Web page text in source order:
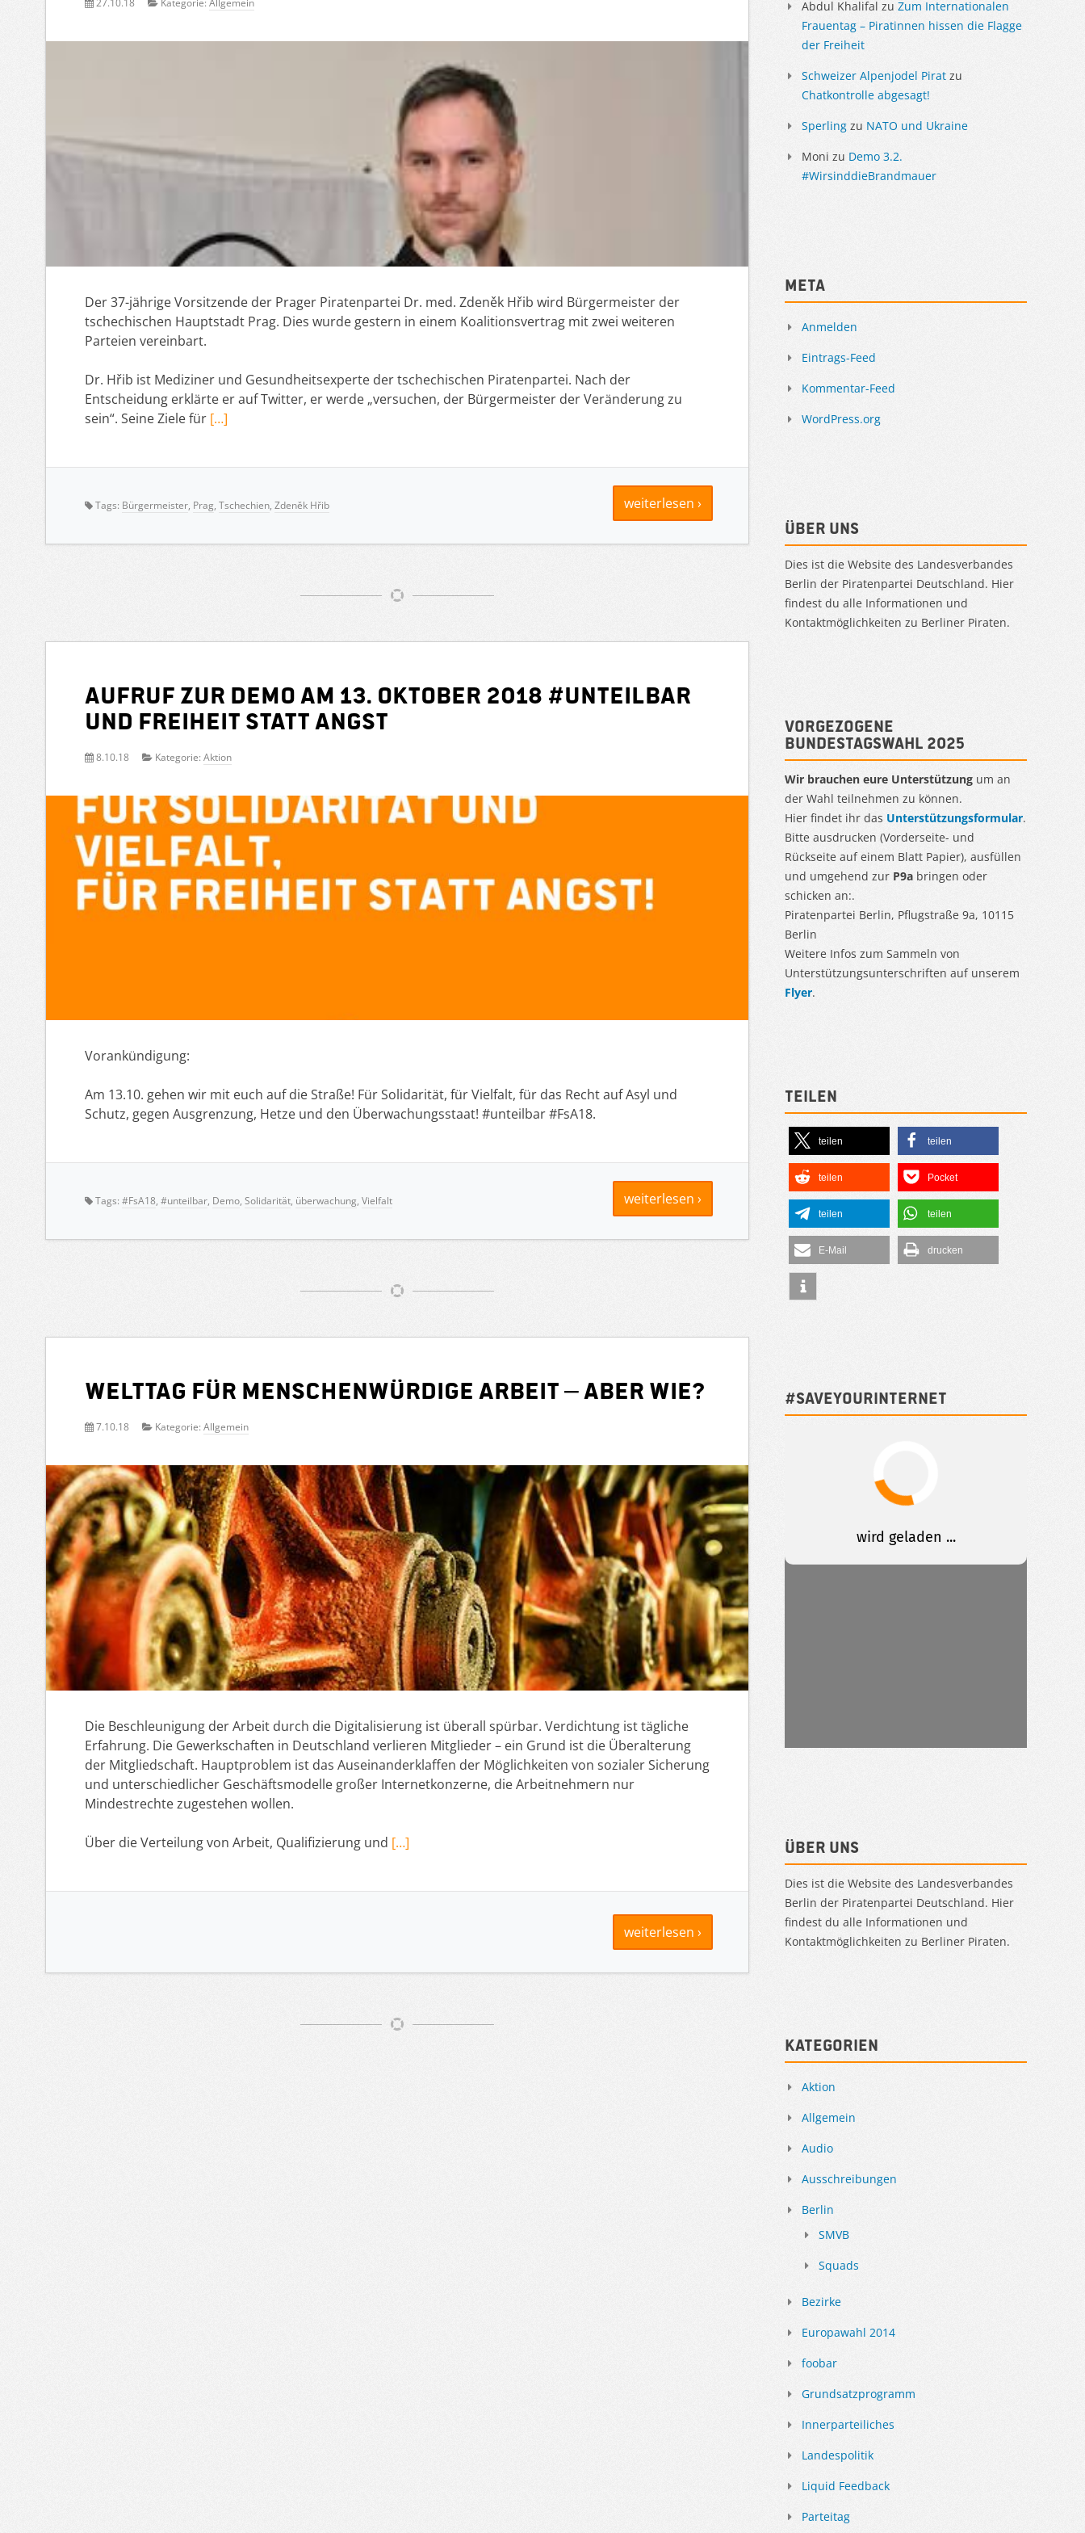
27.10.18 Kategorie: Allgemein
Der 37-jährige Vorsitzende der Prager Piratenpartei Dr. med. Zdeněk Hřib wird Bürgermeister der
tschechischen Hauptstadt Prag. Dies wurde gestern in einem Koalitionsvertrag mit zwei weiteren
Parteien vereinbart.
Dr. Hřib ist Mediziner und Gesundheitsexperte der tschechischen Piratenpartei. Nach der
Entscheidung erklärte er auf Twitter, er werde „versuchen, der Bürgermeister der Veränderung zu
sein“. Seine Ziele für […]
weiterlesen ›
Tags: Bürgermeister, Prag, Tschechien, Zdeněk Hřib
Aufruf zur Demo am 13. Oktober 2018 #unteilbar
und Freiheit statt Angst
8.10.18 Kategorie: Aktion
Vorankündigung:
Am 13.10. gehen wir mit euch auf die Straße! Für Solidarität, für Vielfalt, für das Recht auf Asyl und
Schutz, gegen Ausgrenzung, Hetze und den Überwachungsstaat! #unteilbar #FsA18.
weiterlesen ›
Tags: #FsA18, #unteilbar, Demo, Solidarität, überwachung, Vielfalt
Welttag für Menschenwürdige Arbeit – aber wie?
7.10.18 Kategorie: Allgemein
Die Beschleunigung der Arbeit durch die Digitalisierung ist überall spürbar. Verdichtung ist tägliche
Erfahrung. Die Gewerkschaften in Deutschland verlieren Mitglieder – ein Grund ist die Überalterung
der Mitgliedschaft. Hauptproblem ist das Auseinanderklaffen der Möglichkeiten von sozialer Sicherung
und unterschiedlicher Geschäftsmodelle großer Internetkonzerne, die Arbeitnehmern nur
Mindestrechte zugestehen wollen.
Über die Verteilung von Arbeit, Qualifizierung und […]
weiterlesen ›
Abdul Khalifal zu Zum Internationalen
Frauentag – Piratinnen hissen die Flagge
der Freiheit
Schweizer Alpenjodel Pirat zu
Chatkontrolle abgesagt!
Sperling zu NATO und Ukraine
Moni zu Demo 3.2.
#WirsinddieBrandmauer
Meta
Anmelden
Eintrags-Feed
Kommentar-Feed
WordPress.org
Über uns
Dies ist die Website des Landesverbandes
Berlin der Piratenpartei Deutschland. Hier
findest du alle Informationen und
Kontaktmöglichkeiten zu Berliner Piraten.
Vorgezogene
Bundestagswahl 2025
Wir brauchen eure Unterstützung um an
der Wahl teilnehmen zu können.
Hier findet ihr das Unterstützungsformular.
Bitte ausdrucken (Vorderseite- und
Rückseite auf einem Blatt Papier), ausfüllen
und umgehend zur P9a bringen oder
schicken an:.
Piratenpartei Berlin, Pflugstraße 9a, 10115
Berlin
Weitere Infos zum Sammeln von
Unterstützungsunterschriften auf unserem
Flyer.
Teilen
teilen teilen
teilen Pocket
teilen teilen
E-Mail drucken
#SAVEYOURINTERNET
Über uns
Dies ist die Website des Landesverbandes
Berlin der Piratenpartei Deutschland. Hier
findest du alle Informationen und
Kontaktmöglichkeiten zu Berliner Piraten.
Kategorien
Aktion
Allgemein
Audio
Ausschreibungen
Berlin
SMVB
Squads
Bezirke
Europawahl 2014
foobar
Grundsatzprogramm
Innerparteiliches
Landespolitik
Liquid Feedback
Parteitag